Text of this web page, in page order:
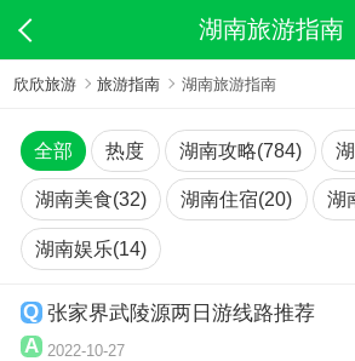
湖南旅游指南
欣欣旅游 旅游指南 湖南旅游指南
全部 热度 湖南攻略(784)
湖南美食(32) 湖南住宿(20) 湖
湖南娱乐(14)
张家界武陵源两日游线路推荐
2022-10-27